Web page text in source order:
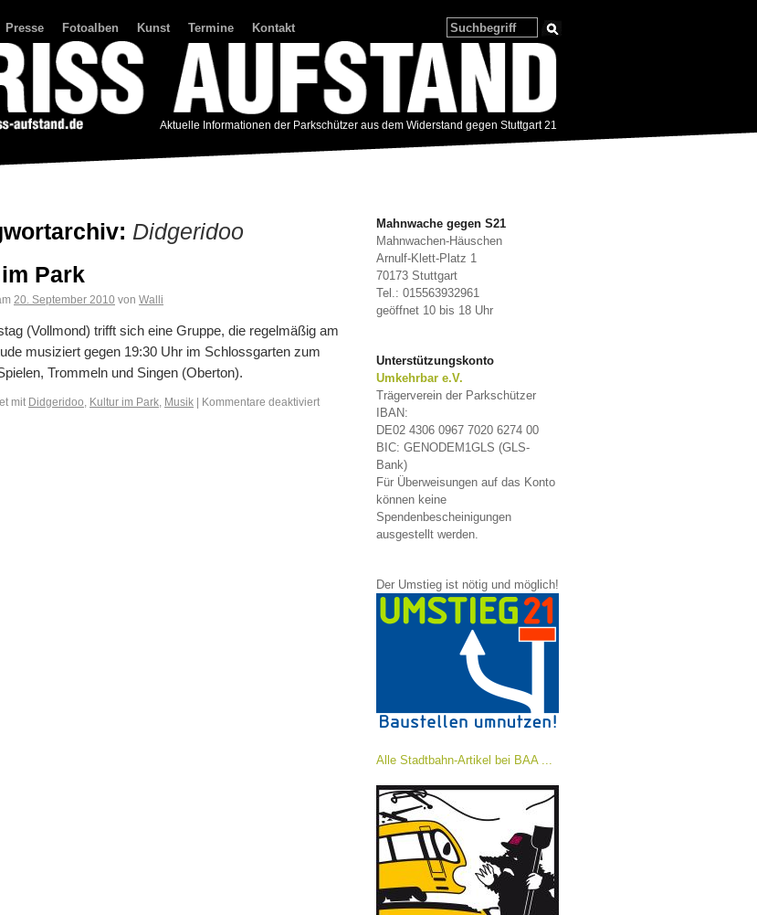
Presse Fotoalben Kunst Termine Kontakt
Aktuelle Informationen der Parkschützer aus dem Widerstand gegen Stuttgart 21
Didgeridoo
Park
20. September 2010 von Walli
(Vollmond) trifft sich eine Gruppe, die regelmäßig am
musiziert gegen 19:30 Uhr im Schlossgarten zum
Trommeln und Singen (Oberton).
mit Didgeridoo Kultur im Park Musik | Kommentare deaktiviert
Mahnwache gegen S21
Mahnwachen-Häuschen
Arnulf-Klett-Platz 1
70173 Stuttgart
Tel.: 015563932961
geöffnet 10 bis 18 Uhr
Unterstützungskonto
Umkehrbar e.V.
Trägerverein der Parkschützer
IBAN:
DE02 4306 0967 7020 6274 00
BIC: GENODEM1GLS (GLS-
Bank)
Für Überweisungen auf das Konto
können keine
Spendenbescheinigungen
ausgestellt werden.
Der Umstieg ist nötig und möglich!
Alle Stadtbahn-Artikel bei BAA ...